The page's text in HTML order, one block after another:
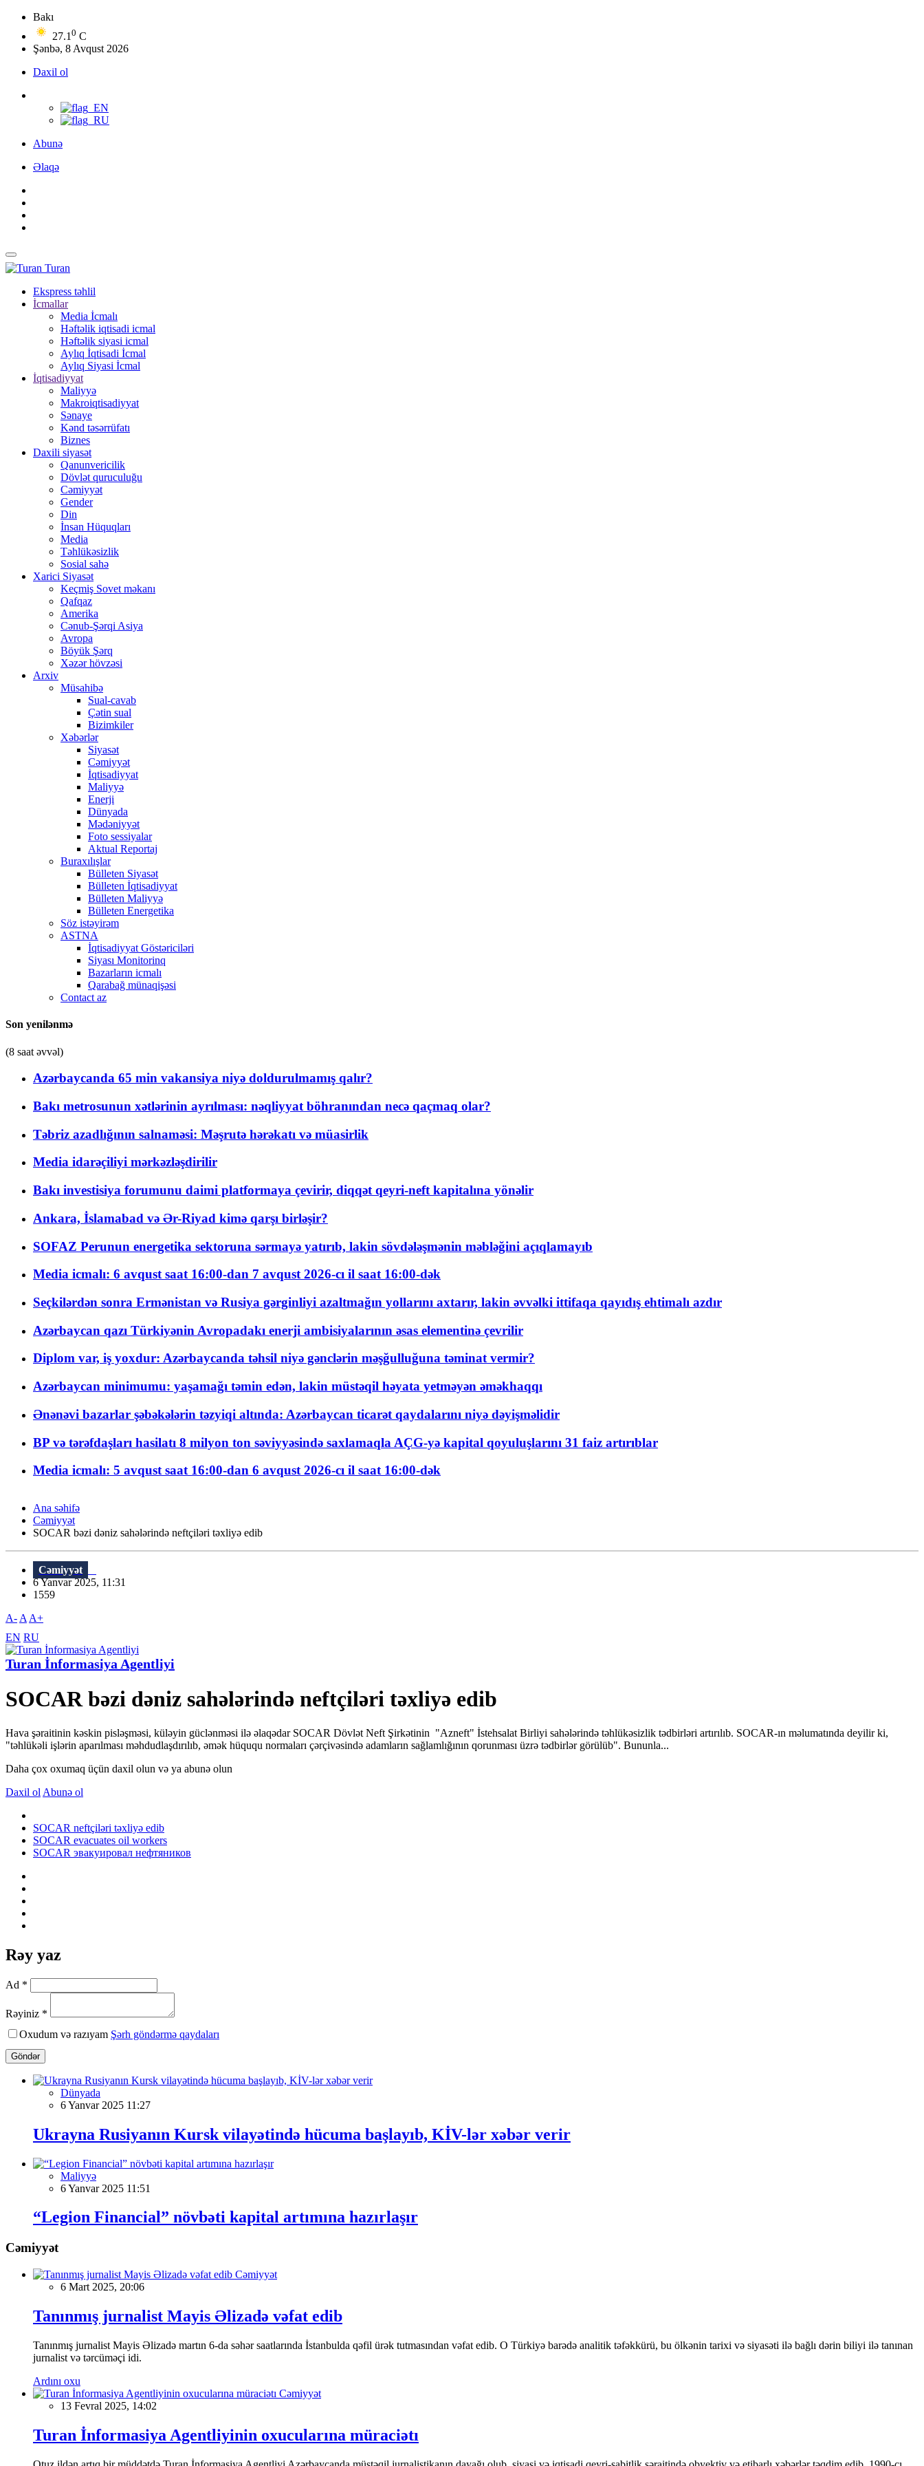
Bakı
27.1 0 C
Şənbə, 8 Avqust 2026
Daxil ol
Abunə
Əlaqə
Turan
Ekspress təhlil
İcmallar
Media İcmalı
Həftəlik iqtisadi icmal
Həftəlik siyasi icmal
Aylıq İqtisadi İcmal
Aylıq Siyasi İcmal
İqtisadiyyat
Maliyyə
Makroiqtisadiyyat
Sənaye
Kənd təsərrüfatı
Biznes
Daxili siyasət
Qanunvericilik
Dövlət quruculuğu
Cəmiyyət
Gender
Din
İnsan Hüquqları
Media
Təhlükəsizlik
Sosial sahə
Xarici Siyasət
Keçmiş Sovet məkanı
Qafqaz
Amerika
Cənub-Şərqi Asiya
Avropa
Böyük Şərq
Xəzər hövzəsi
Arxiv
Müsahibə
Sual-cavab
Çətin sual
Bizimkiler
Xəbərlər
Siyasət
Cəmiyyət
İqtisadiyyat
Maliyyə
Enerji
Dünyada
Mədəniyyət
Foto sessiyalar
Aktual Reportaj
Buraxılışlar
Bülleten Siyasət
Bülleten İqtisadiyyat
Bülleten Maliyyə
Bülleten Energetika
Söz istəyirəm
ASTNA
İqtisadiyyat Göstəriciləri
Siyası Monitorinq
Bazarların icmalı
Qarabağ münaqişəsi
Contact az
Son yenilənmə
(8 saat əvvəl)
Azərbaycanda 65 min vakansiya niyə doldurulmamış qalır?
Bakı metrosunun xətlərinin ayrılması: nəqliyyat böhranından necə qaçmaq olar?
Təbriz azadlığının salnaməsi: Məşrutə hərəkatı və müasirlik
Media idarəçiliyi mərkəzləşdirilir
Bakı investisiya forumunu daimi platformaya çevirir, diqqət qeyri-neft kapitalına yönəlir
Ankara, İslamabad və Ər-Riyad kimə qarşı birləşir?
SOFAZ Perunun energetika sektoruna sərmayə yatırıb, lakin sövdələşmənin məbləğini açıqlamayıb
Media icmalı: 6 avqust saat 16:00-dan 7 avqust 2026-cı il saat 16:00-dək
Seçkilərdən sonra Ermənistan və Rusiya gərginliyi azaltmağın yollarını axtarır, lakin əvvəlki ittifaqa qayıdış ehtimalı azdır
Azərbaycan qazı Türkiyənin Avropadakı enerji ambisiyalarının əsas elementinə çevrilir
Diplom var, iş yoxdur: Azərbaycanda təhsil niyə gənclərin məşğulluğuna təminat vermir?
Azərbaycan minimumu: yaşamağı təmin edən, lakin müstəqil həyata yetməyən əməkhaqqı
Ənənəvi bazarlar şəbəkələrin təzyiqi altında: Azərbaycan ticarət qaydalarını niyə dəyişməlidir
BP və tərəfdaşları hasilatı 8 milyon ton səviyyəsində saxlamaqla AÇG-yə kapital qoyuluşlarını 31 faiz artırıblar
Media icmalı: 5 avqust saat 16:00-dan 6 avqust 2026-cı il saat 16:00-dək
Ana səhifə
Cəmiyyət
SOCAR bəzi dəniz sahələrində neftçiləri təxliyə edib
Cəmiyyət
6 Yanvar 2025, 11:31
1559
A- A A+
EN RU
Turan İnformasiya Agentliyi
SOCAR bəzi dəniz sahələrində neftçiləri təxliyə edib
Hava şəraitinin kəskin pisləşməsi, küləyin güclənməsi ilə əlaqədar SOCAR Dövlət Neft Şirkətinin "Azneft" İstehsalat Birliyi sahələrində təhlükəsizlik tədbirləri artırılıb. SOCAR-ın məlumatında deyilir ki,
"təhlükəli işlərin aparılması məhdudlaşdırılıb, əmək hüququ normaları çərçivəsində adamların sağlamlığının qorunması üzrə tədbirlər görülüb". Bununla...
Daha çox oxumaq üçün daxil olun və ya abunə olun
Daxil ol Abunə ol
SOCAR neftçiləri təxliyə edib
SOCAR evacuates oil workers
SOCAR эвакуировал нефтяников
Rəy yaz
Ad *
Rəyiniz *
Oxudum və razıyam Şərh göndərmə qaydaları
Göndər
Dünyada
6 Yanvar 2025 11:27
Ukrayna Rusiyanın Kursk vilayətində hücuma başlayıb, KİV-lər xəbər verir
Maliyyə
6 Yanvar 2025 11:51
“Legion Financial” növbəti kapital artımına hazırlaşır
Cəmiyyət
Cəmiyyət
6 Mart 2025, 20:06
Tanınmış jurnalist Mayis Əlizadə vəfat edib
Tanınmış jurnalist Mayis Əlizadə martın 6-da səhər saatlarında İstanbulda qəfil ürək tutmasından vəfat edib. O Türkiyə barədə analitik təfəkkürü, bu ölkənin tarixi və siyasəti ilə bağlı dərin biliyi ilə tanınan
jurnalist və tərcüməçi idi.
Ardını oxu
Cəmiyyət
13 Fevral 2025, 14:02
Turan İnformasiya Agentliyinin oxucularına müraciətı